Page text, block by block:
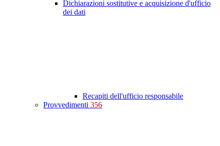
Dichiarazioni sostitutive e acquisizione d'ufficio
dei dati
Recapiti dell'ufficio responsabile
Provvedimenti 356